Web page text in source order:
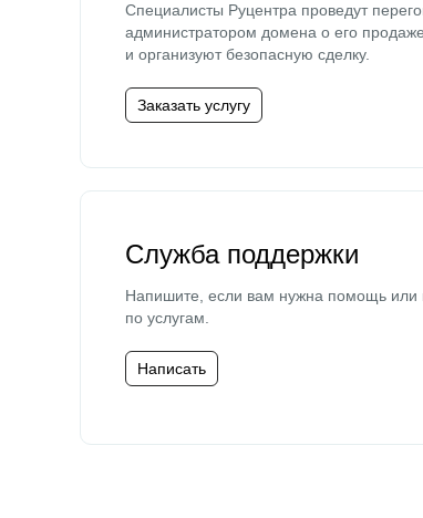
Специалисты Руцентра проведут
администратором домена о его
и организуют безопасную сделку.
Заказать услугу
Служба поддержки
Напишите, если вам нужна помощь или
по услугам.
Написать